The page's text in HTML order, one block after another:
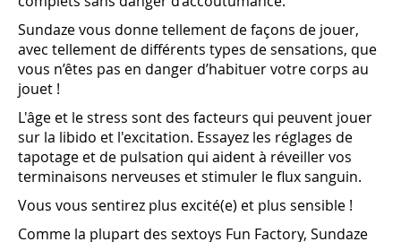
Sundaze vous donne tellement de façons de jouer,
avec tellement de différents types de sensations, que
vous n’êtes pas en danger d’habituer votre corps au
jouet !
L'âge et le stress sont des facteurs qui peuvent jouer
sur la libido et l'excitation. Essayez les réglages de
tapotage et de pulsation qui aident à réveiller vos
terminaisons nerveuses et stimuler le flux sanguin.
Vous vous sentirez plus excité(e) et plus sensible !
Comme la plupart des sextoys Fun Factory, Sundaze